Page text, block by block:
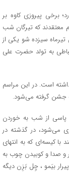
برخی پیروزی کاوه بر
که تیرگان شب
سیزده شو یکی از
به تولد حضرت علی
است. در این مراسم
جشن گرفته می‌شود.
پاسی از شب به خوردن
می‌شود، در گذشته در
کیسه‌ای که به انتهای
و صدا و کوبیدن چوب به
بیَمو ، چِل بَزِن دیگه